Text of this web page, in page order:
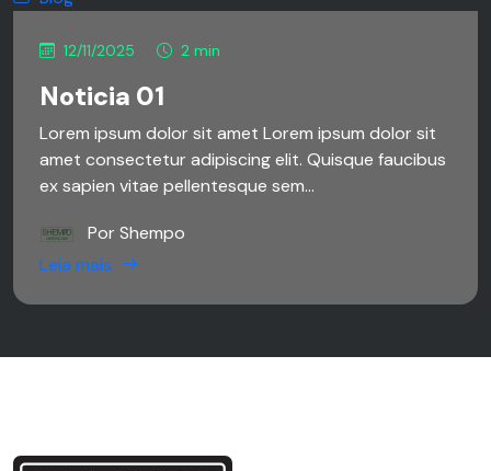
12/11/2025 2 min
Noticia 01
Lorem ipsum dolor sit amet Lorem ipsum dolor sit
amet consectetur adipiscing elit. Quisque faucibus
ex sapien vitae pellentesque sem...
Por Shempo
Leia mais